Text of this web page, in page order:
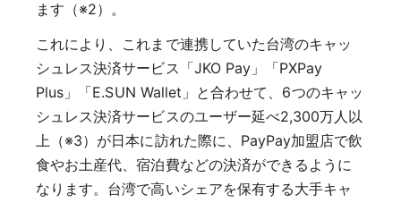
ます（※2）。
これにより、これまで連携していた台湾のキャッ
シュレス決済サービス「JKO Pay」「PXPay
Plus」「E.SUN Wallet」と合わせて、6つのキャッ
シュレス決済サービスのユーザー延べ2,300万人以
上（※3）が日本に訪れた際に、PayPay加盟店で飲
食やお土産代、宿泊費などの決済ができるように
なります。台湾で高いシェアを保有する大手キャ